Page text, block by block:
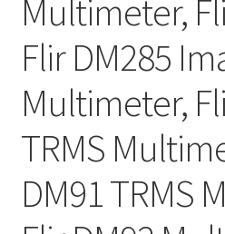
Multimeter,
Flir DM285
Multimeter,
TRMS
DM91 TRMS